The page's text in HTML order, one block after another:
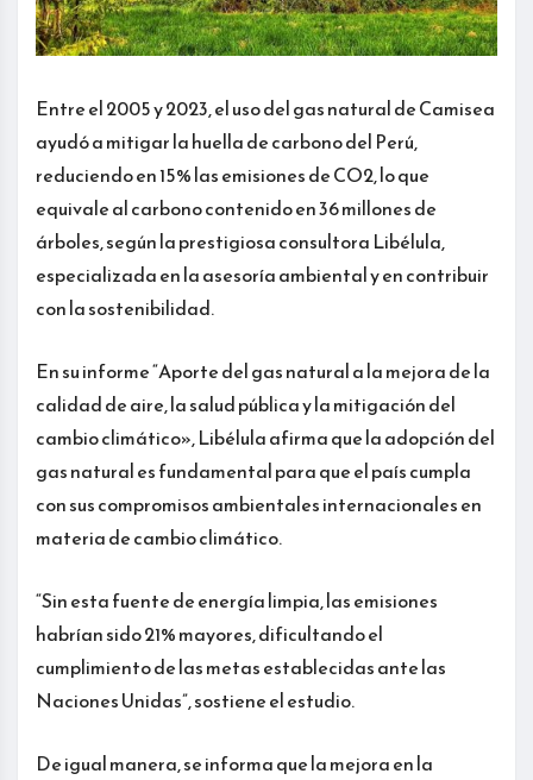
Entre el 2005 y 2023, el uso del gas natural de Camisea
ayudó a mitigar la huella de carbono del Perú,
reduciendo en 15% las emisiones de CO2, lo que
equivale al carbono contenido en 36 millones de
árboles, según la prestigiosa consultora Libélula,
especializada en la asesoría ambiental y en contribuir
con la sostenibilidad.
En su informe “Aporte del gas natural a la mejora de la
calidad de aire, la salud pública y la mitigación del
cambio climático», Libélula afirma que la adopción del
gas natural es fundamental para que el país cumpla
con sus compromisos ambientales internacionales en
materia de cambio climático.
“Sin esta fuente de energía limpia, las emisiones
habrían sido 21% mayores, dificultando el
cumplimiento de las metas establecidas ante las
Naciones Unidas”, sostiene el estudio.
De igual manera, se informa que la mejora en la